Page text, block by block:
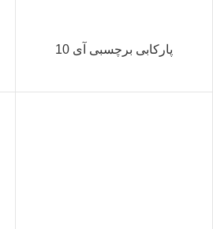
پارکابی برچسبی آی 10